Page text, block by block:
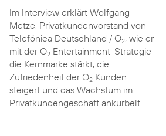
Im Interview erklärt Wolfgang
Metze, Privatkundenvorstand von
Telefónica Deutschland / O2, wie er
mit der O2Entertainment-Strategie
die Kernmarke stärkt, die
Zufriedenheit der O2Kunden
steigert und das Wachstum im
Privatkundengeschäft ankurbelt.